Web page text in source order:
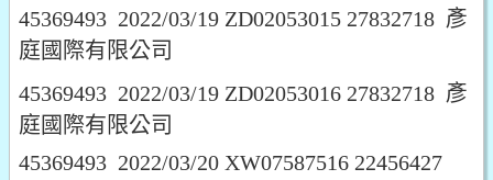
45369493 2022/03/19 ZD02053015 27832718 彥
庭國際有限公司
45369493 2022/03/19 ZD02053016 27832718 彥
庭國際有限公司
45369493 2022/03/20 XW07587516 22456427